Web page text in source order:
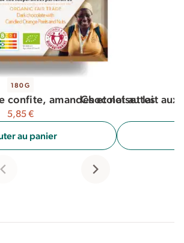
180G
confite, amandes et noisettes
5,85€
au panier
Chocolat au lait aux